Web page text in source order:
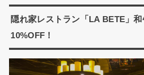
隠れ家レストラン「LA BETE」
10%OFF！